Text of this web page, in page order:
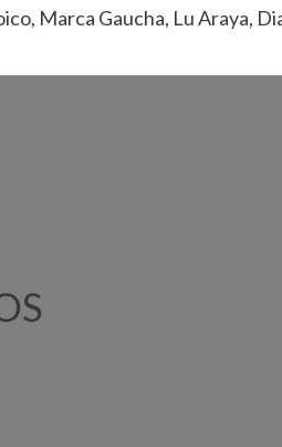
Marca Gaucha, Lu Araya,